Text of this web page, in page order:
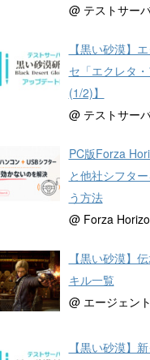
@ テストサー
【黒い砂漠】
セ「エクレタ
(1/2)】
@ テストサー
PC版Forza
と他社シフタ
う方法
@ Forza
【黒い砂漠】
キル一覧
@ エージェント
【黒い砂漠】